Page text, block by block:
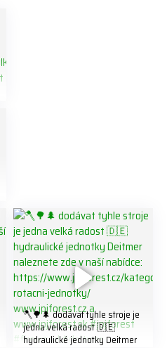
🪓🌳🌲 dodávat tyhle stroje je
jedna velká radost 🇩🇪
hydraulické jednotky Deitmer